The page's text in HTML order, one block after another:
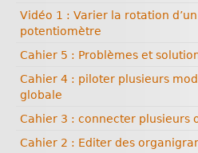
Vidéo 1 : Varier la rotation
potentiomètre
Cahier 5 : Problèmes et
Cahier 4 : piloter plusieurs
globale
Cahier 3 : connecter plusieurs
Cahier 2 : Editer des